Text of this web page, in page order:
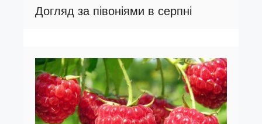
Догляд за півоніями в серпні